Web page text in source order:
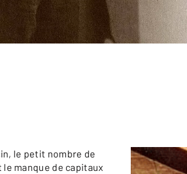
le petit nombre de
manque de capitaux